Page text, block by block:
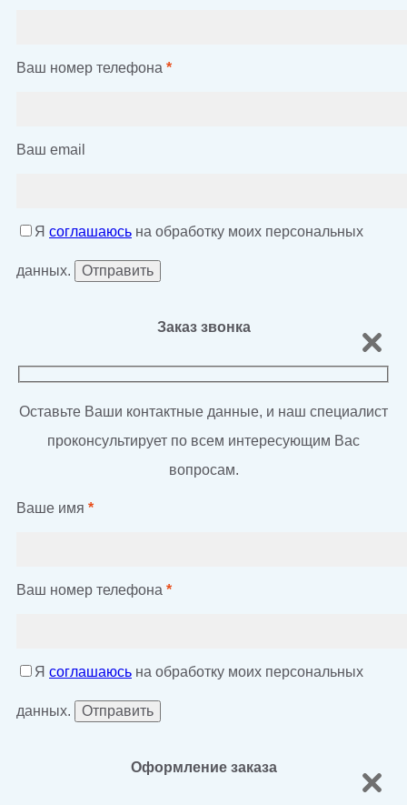
Ваш номер телефона *
Ваш email
Я соглашаюсь на обработку моих персональных
данных.
Заказ звонка
Оставьте Ваши контактные данные, и наш специалист
проконсультирует по всем интересующим Вас
вопросам.
Ваше имя *
Ваш номер телефона *
Я соглашаюсь на обработку моих персональных
данных.
Оформление заказа